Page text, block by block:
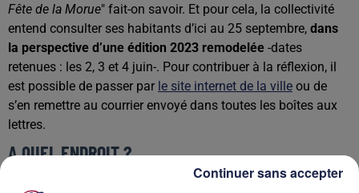
Fête de la Morue" fait-on savoir. Et pour cela, la collectivité
entend consulter ses habitants d’ici au 25 septembre, dans
la perspective d’une édition 2023 remodelée -dates
retenues : les 2, 3 et 4 juin-. Pour contribuer à la réflexion, il
est possible de passer par le site internet de la ville ou de
s’en remettre au courrier envoyé dans toutes les boîtes aux
lettres.
A QUEL ENDROIT ?
Deux scénarios d’implantation de la fête sont notamment
Continuer sans accepter